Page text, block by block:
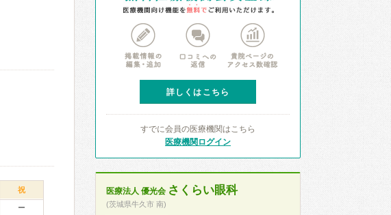
祝
ー
詳しくはこちら
すでに会員の医療機関はこちら
医療機関ログイン
医療法人 優光会 さくらい眼科
(茨城県牛久市 南)